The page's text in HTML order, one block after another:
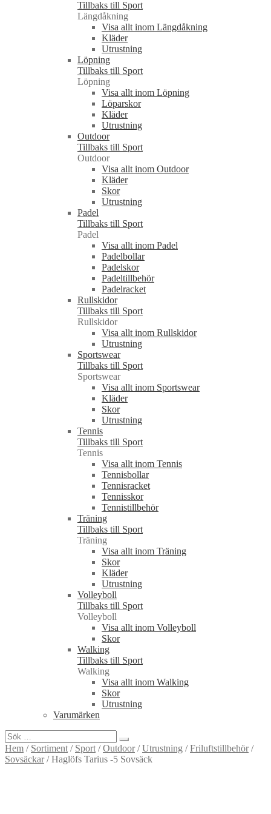
Tillbaks till Sport
Längdåkning
Visa allt inom Längdåkning
Kläder
Utrustning
Löpning
Tillbaks till Sport
Löpning
Visa allt inom Löpning
Löparskor
Kläder
Utrustning
Outdoor
Tillbaks till Sport
Outdoor
Visa allt inom Outdoor
Kläder
Skor
Utrustning
Padel
Tillbaks till Sport
Padel
Visa allt inom Padel
Padelbollar
Padelskor
Padeltillbehör
Padelracket
Rullskidor
Tillbaks till Sport
Rullskidor
Visa allt inom Rullskidor
Utrustning
Sportswear
Tillbaks till Sport
Sportswear
Visa allt inom Sportswear
Kläder
Skor
Utrustning
Tennis
Tillbaks till Sport
Tennis
Visa allt inom Tennis
Tennisbollar
Tennisracket
Tennisskor
Tennistillbehör
Träning
Tillbaks till Sport
Träning
Visa allt inom Träning
Skor
Kläder
Utrustning
Volleyboll
Tillbaks till Sport
Volleyboll
Visa allt inom Volleyboll
Skor
Walking
Tillbaks till Sport
Walking
Visa allt inom Walking
Skor
Utrustning
Varumärken
Sök
efter:
Hem / Sortiment / Sport /Outdoor/Utrustning /Friluftstillbehör/
Sovsäckar/Haglöfs Tarius -5 Sovsäck